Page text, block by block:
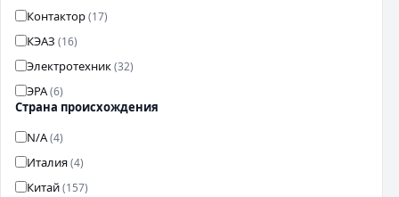
Контактор(17)
КЭАЗ (16)
Электротехник(32)
ЭРА(6)
Страна происхождения
N/A(4)
Италия(4)
Китай(157)